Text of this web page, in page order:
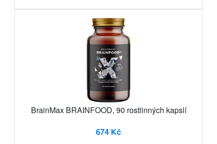
BrainMax BRAINFOOD, 90 rostlinných kapslí
674 Kč